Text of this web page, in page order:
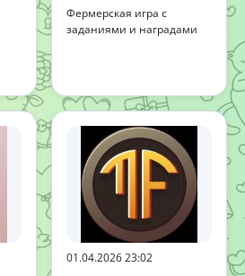
Фермерская игра с
заданиями и наградами
01.04.2026 23:02